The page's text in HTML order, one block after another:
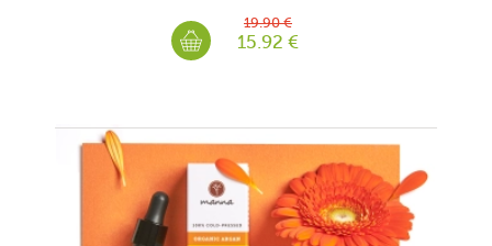
19.90 €
15.92 €